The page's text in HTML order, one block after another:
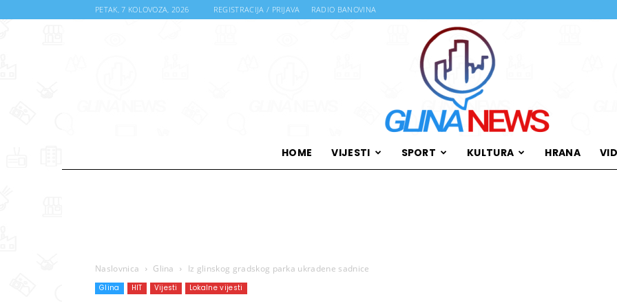
PETAK, 7 KOLOVOZA, 2026 REGISTRACIJA / PRIJAVA RADIO BANOVINA
HOME VIJESTI SPORT KULTURA HRANA
Naslovnica Glina Iz glinskog gradskog parka ukradene sadnice
Glina HIT Vijesti Lokalne vijesti